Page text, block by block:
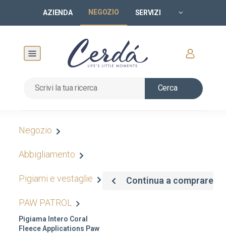
AZIENDA NEGOZIO SERVIZI
Cerca
Negozio
Abbigliamento
Pigiami e vestaglie
PAW PATROL
Pigiama Intero Coral
Fleece Applications Paw
Continua a comprare